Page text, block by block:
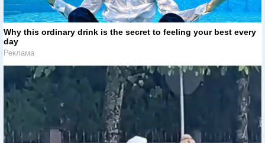
Why this ordinary drink is the secret to feeling your best every
day
Реклама